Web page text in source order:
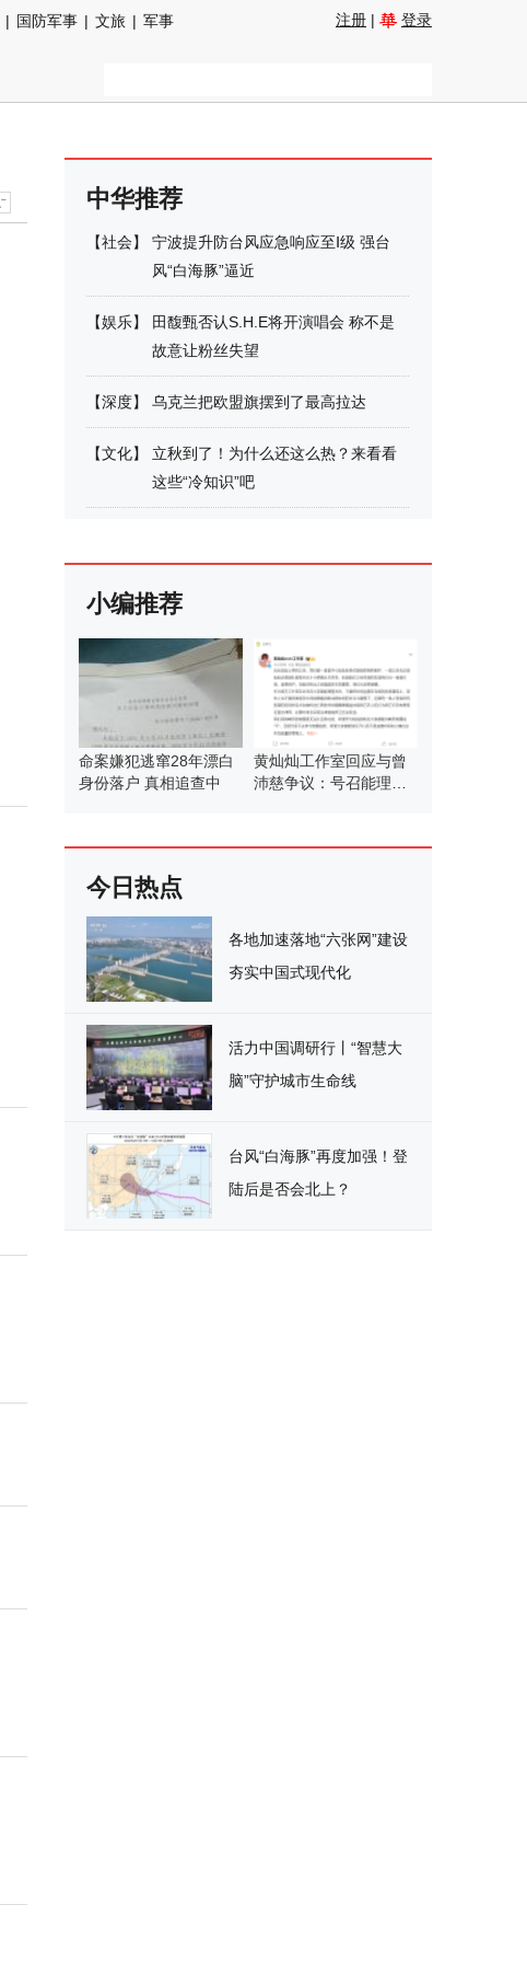
| 国防军事 | 文旅 | 军事
注册 | 登录
中华推荐
【社会】
宁波提升防台风应急响应至Ⅰ级 强台
风“白海豚”逼近
【娱乐】
田馥甄否认S.H.E将开演唱会 称不是
故意让粉丝失望
【深度】 乌克兰把欧盟旗摆到了最高拉达
【文化】
立秋到了！为什么还这么热？来看看
这些“冷知识”吧
小编推荐
命案嫌犯逃窜28年漂白
身份落户 真相追查中
黄灿灿工作室回应与曾
沛慈争议：号召能理智
今日热点
各地加速落地“六张网”建设
夯实中国式现代化
活力中国调研行丨“智慧大
脑”守护城市生命线
台风“白海豚”再度加强！登
陆后是否会北上？